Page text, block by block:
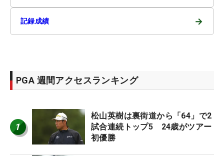
記録成績 →
PGA 週間アクセスランキング
1
松山英樹は裏街道から「64」で2
試合連続トップ5 24歳がツアー
初優勝